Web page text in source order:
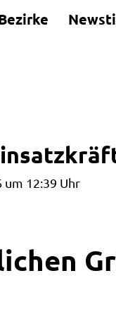
12:39 Uhr